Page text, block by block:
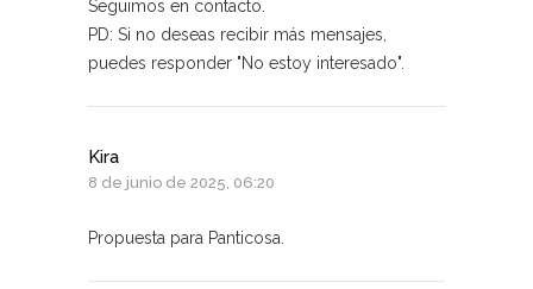
Seguimos en contacto.
PD: Si no deseas recibir más mensajes,
puedes responder "No estoy interesado".
Kira
8 de junio de 2025, 06:20
Propuesta para Panticosa.